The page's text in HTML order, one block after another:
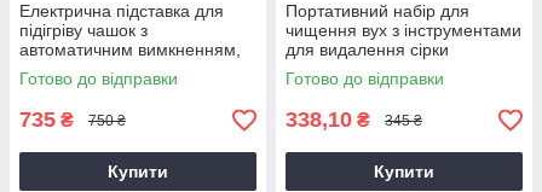
Електрична підставка для
підігріву чашок з
автоматичним вимкненням,
працює від USB
Готово до відправки
735 ₴ 750 ₴
Купити
Портативний набір для
чищення вух з інструментами
для видалення сірки
Готово до відправки
338,10 ₴ 345 ₴
Купити